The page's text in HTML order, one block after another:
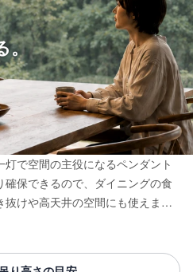
。
で空間の主役になるペンダント
保できるので、ダイニングの食
けや高天井の空間にも使えま
プ、谷俊幸の作品まで正規品で
厳選しています。